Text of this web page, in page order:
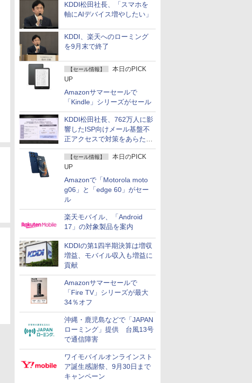
KDDI松田社長、「スマホを
軸にAIデバイス増やしたい」
KDDI、楽天へのローミング
を9月末で終了
【セール情報】
本日のPICK
UP
Amazonサマーセールで
「Kindle」シリーズがセール
KDDI松田社長、762万人に影
響したISP向けメール基盤不
正アクセスで対策をあらため
て説明
【セール情報】
本日のPICK
UP
Amazonで「Motorola moto
g06」と「edge 60」がセー
ル
楽天モバイル、「Android
17」の対象製品を案内
KDDIの第1四半期決算は増収
増益、モバイル収入も増益に
貢献
Amazonサマーセールで
「Fire TV」シリーズが最大
34％オフ
沖縄・鹿児島などで「JAPAN
ローミング」提供 台風13号
で通信障害
ワイモバイルオンラインスト
ア誕生感謝祭、9月30日まで
キャンペーン